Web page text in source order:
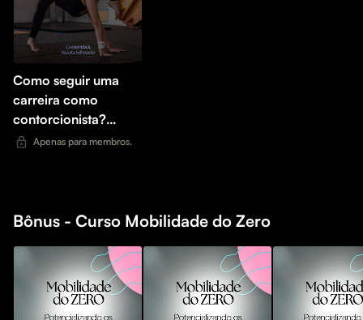
Como seguir uma
carreira como
contorcionista?
Conheça a história
Apenas para membros.
Bônus - Curso Mobilidade do Zero